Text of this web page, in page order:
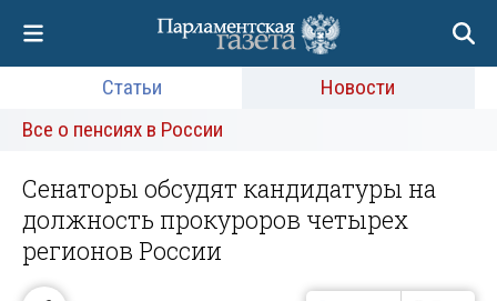
Статьи
Новости
Все о пенсиях в России
Сенаторы обсудят кандидатуры на
должность прокуроров четырех
регионов России